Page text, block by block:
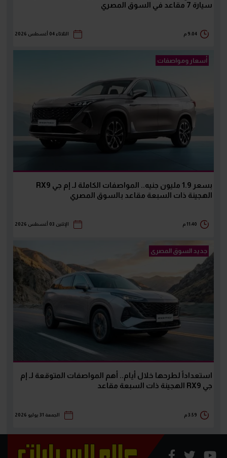
سيارة 7 مقاعد في السوق المصري
9:04 م الثلاثاء 04 أغسطس 2026
أسعار ومواصفات
بسعر 1.9 مليون جنيه.. المواصفات الكاملة لـ إم جي RX9
الهجينة ذات السبعة مقاعد بالسوق المصري
11:40 م الإثنين 03 أغسطس 2026
جديد السوق المصرى
استعداداً لطرحها خلال أيام.. أهم المواصفات المتوقعة لـ إم
جي RX9 الهجينة ذات السبعة مقاعد
3:59 م الجمعة 31 يوليو 2026